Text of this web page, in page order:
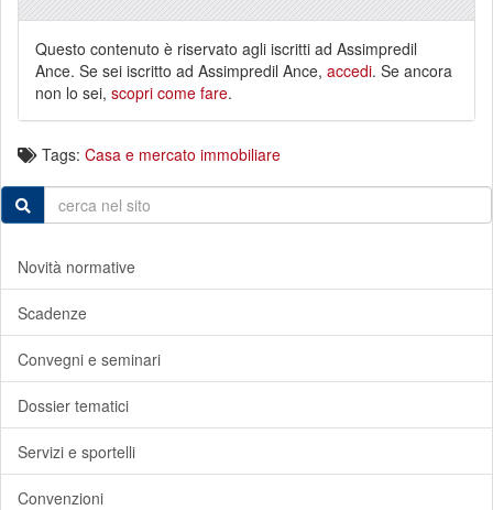
Questo contenuto è riservato agli iscritti ad Assimpredil
Ance. Se sei iscritto ad Assimpredil Ance, accedi. Se ancora
non lo sei, scopri come fare.
Tags: Casa e mercato immobiliare
Novità normative
Scadenze
Convegni e seminari
Dossier tematici
Servizi e sportelli
Convenzioni